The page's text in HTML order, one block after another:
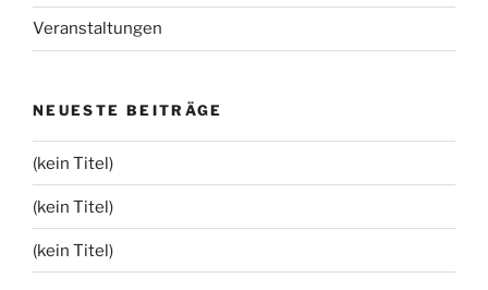
Veranstaltungen
NEUESTE BEITRÄGE
(kein Titel)
(kein Titel)
(kein Titel)